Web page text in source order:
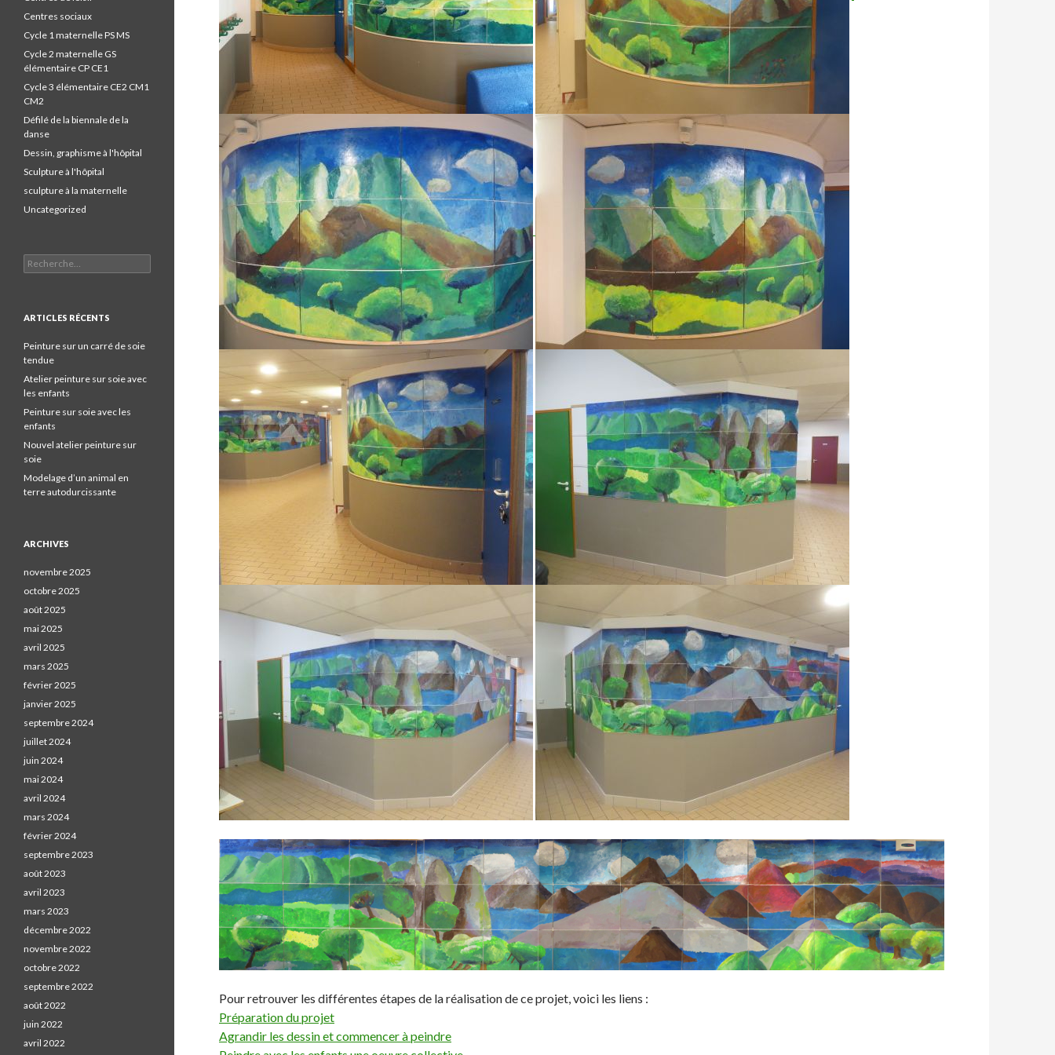
Pour retrouver les différentes étapes de la réalisation de ce projet, voici les liens :
Préparation du projet
Agrandir les dessin et commencer à peindre
Centres sociaux
Cycle 1 maternelle PS MS
Cycle 2 maternelle GS
élémentaire CP CE1
Cycle 3 élémentaire CE2 CM1
CM2
Défilé de la biennale de la
danse
Dessin, graphisme à l'hôpital
Sculpture à l'hôpital
sculpture à la maternelle
Uncategorized
Recherche pour :
ARTICLES RÉCENTS
Peinture sur un carré de soie
tendue
Atelier peinture sur soie avec
les enfants
Peinture sur soie avec les
enfants
Nouvel atelier peinture sur
soie
Modelage d’un animal en
terre autodurcissante
ARCHIVES
novembre 2025
octobre 2025
août 2025
mai 2025
avril 2025
mars 2025
février 2025
janvier 2025
septembre 2024
juillet 2024
juin 2024
mai 2024
avril 2024
mars 2024
février 2024
septembre 2023
août 2023
avril 2023
mars 2023
décembre 2022
novembre 2022
octobre 2022
septembre 2022
août 2022
juin 2022
avril 2022